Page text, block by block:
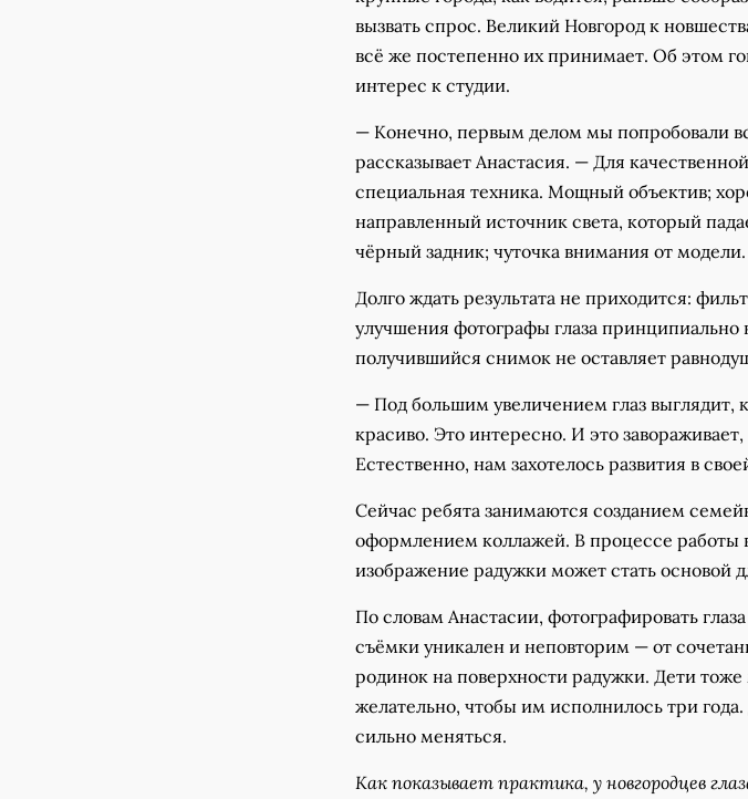
вызвать спрос. Великий Новгород к
всё же постепенно их принимает. Об этом
интерес к студии.
— Конечно, первым делом мы попробовали
рассказывает Анастасия. — Для
специальная техника. Мощный объектив;
направленный источник света, который
чёрный задник; чуточка внимания от модели.
Долго ждать результата не приходится:
улучшения фотографы глаза
получившийся снимок не оставляет
— Под большим увеличением глаз выглядит,
красиво. Это интересно. И это
Естественно, нам захотелось развития в
Сейчас ребята занимаются созданием
оформлением коллажей. В процессе работы
изображение радужки может стать основой
По словам Анастасии, фотографировать
съёмки уникален и неповторим — от
родинок на поверхности радужки. Дети
желательно, чтобы им исполнилось три года.
сильно меняться.
Как показывает практика, у новгородцев